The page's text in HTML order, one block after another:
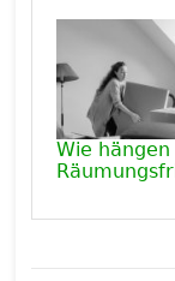
Wie